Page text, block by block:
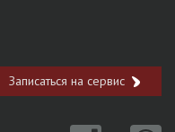
Записаться на сервис